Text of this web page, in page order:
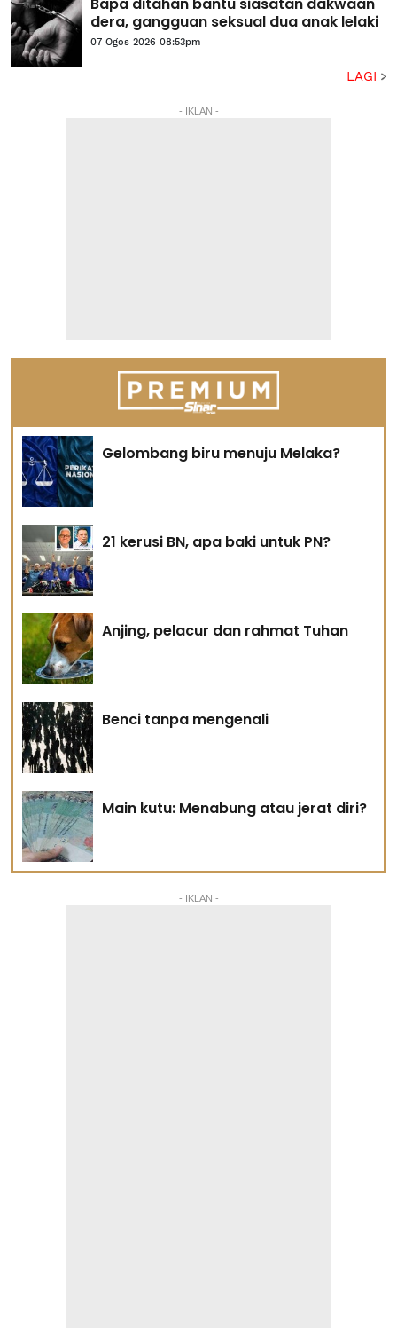
dera, gangguan seksual dua anak lelaki
07 Ogos 2026 08:53pm
LAGI
- IKLAN -
Gelombang biru menuju Melaka?
21 kerusi BN, apa baki untuk PN?
Anjing, pelacur dan rahmat Tuhan
Benci tanpa mengenali
Main kutu: Menabung atau jerat diri?
- IKLAN -